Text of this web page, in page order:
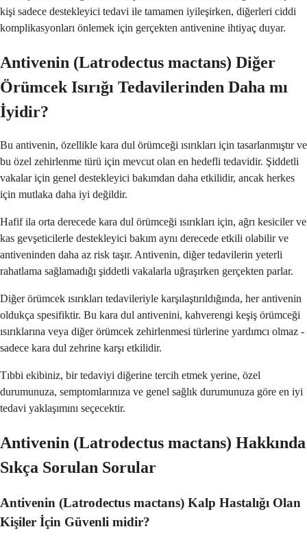
kişi sadece destekleyici tedavi ile tamamen iyileşirken, diğerleri ciddi
komplikasyonları önlemek için gerçekten antivenine ihtiyaç duyar.
Antivenin (Latrodectus mactans) Diğer
Örümcek Isırığı Tedavilerinden Daha mı
İyidir?
Bu antivenin, özellikle kara dul örümceği ısırıkları için tasarlanmıştır ve
bu özel zehirlenme türü için mevcut olan en hedefli tedavidir. Şiddetli
vakalar için genel destekleyici bakımdan daha etkilidir, ancak herkes
için mutlaka daha iyi değildir.
Hafif ila orta derecede kara dul örümceği ısırıkları için, ağrı kesiciler ve
kas gevşeticilerle destekleyici bakım aynı derecede etkili olabilir ve
antiveninden daha az risk taşır. Antivenin, diğer tedavilerin yeterli
rahatlama sağlamadığı şiddetli vakalarla uğraşırken gerçekten parlar.
Diğer örümcek ısırıkları tedavileriyle karşılaştırıldığında, her antivenin
oldukça spesifiktir. Bu kara dul antivenini, kahverengi keşiş örümceği
ısırıklarına veya diğer örümcek zehirlenmesi türlerine yardımcı olmaz -
sadece kara dul zehrine karşı etkilidir.
Tıbbi ekibiniz, bir tedaviyi diğerine tercih etmek yerine, özel
durumunuza, semptomlarınıza ve genel sağlık durumunuza göre en iyi
tedavi yaklaşımını seçecektir.
Antivenin (Latrodectus mactans) Hakkında
Sıkça Sorulan Sorular
Antivenin (Latrodectus mactans) Kalp Hastalığı Olan
Kişiler İçin Güvenli midir?